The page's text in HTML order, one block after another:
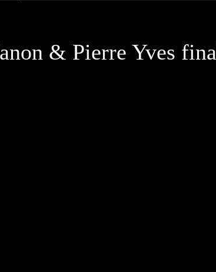
& Pierre Yves